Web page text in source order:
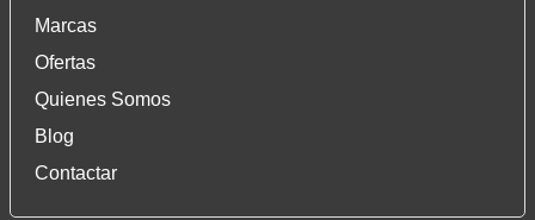
Marcas
Ofertas
Quienes Somos
Blog
Contactar